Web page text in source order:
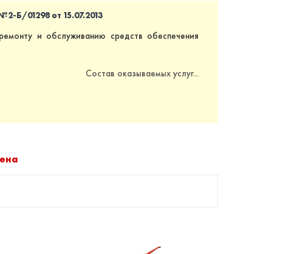
Б/01298 от 15.07.2013
и обслуживанию средств обеспечения
Состав оказываемых услуг...